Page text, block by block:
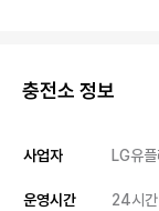
충전소 정보
사업자 LG유
운영시간 24시간